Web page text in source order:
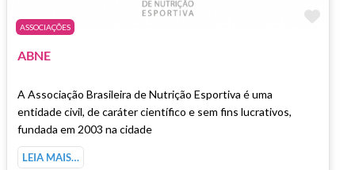
ASSOCIAÇÕES
ABNE
A Associação Brasileira de Nutrição Esportiva é uma
entidade civil, de caráter científico e sem fins lucrativos,
fundada em 2003 na cidade
LEIA MAIS…